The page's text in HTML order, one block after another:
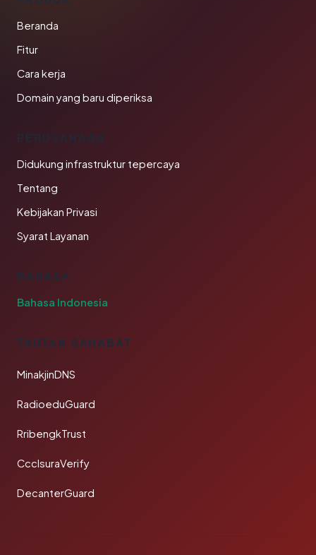
Beranda
Fitur
Cara kerja
Domain yang baru diperiksa
PERUSAHAAN
Didukung infrastruktur tepercaya
Tentang
Kebijakan Privasi
Syarat Layanan
BAHASA
Bahasa Indonesia
TAUTAN SAHABAT
MinakjinDNS
RadioeduGuard
RribengkTrust
CcclsuraVerify
DecanterGuard